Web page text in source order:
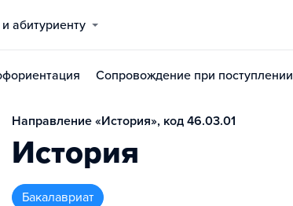
абитуриенту
Сопровождение при поступлении
Направление «История», код 46.03.01
История
бакалавриат